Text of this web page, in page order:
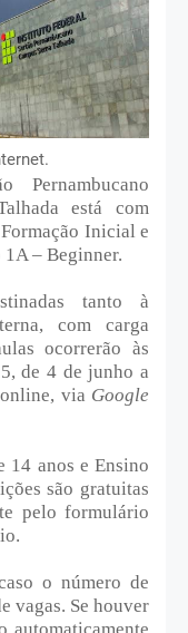
está com
Inicial e
– Beginner.
tanto à
com carga
ocorrerão às
de 4 de junho a
via Google
14 anos e Ensino
são gratuitas
pelo formulário
o número de
vagas. Se houver